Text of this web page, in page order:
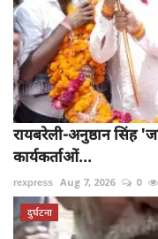
रायबरेली-अनुष्ठान सिंह
कार्यकर्ताओं...
rexpress Aug 7, 2026 0
दुर्घटना